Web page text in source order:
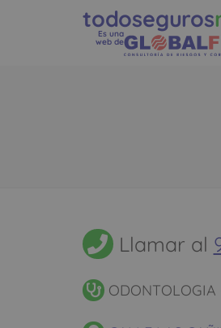
todoseguros
Es una
web de
Llamar al
ODONTOLOGIA